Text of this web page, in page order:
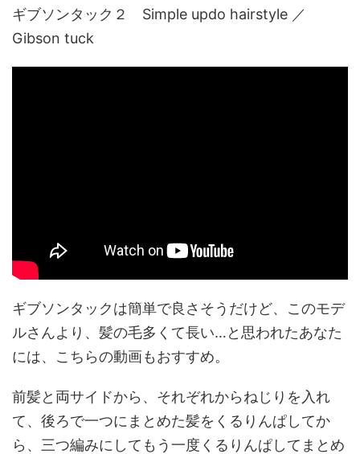
ギブソンタック２ Simple updo hairstyle ／
Gibson tuck
ギブソンタックは簡単で良さそうだけど、このモデ
ルさんより、髪の毛多くて長い…と思われたあなた
には、こちらの動画もおすすめ。
前髪と両サイドから、それぞれからねじりを入れ
て、後ろで一つにまとめた髪をくるりんぱしてか
ら、三つ編みにしてもう一度くるりんぱしてまとめ